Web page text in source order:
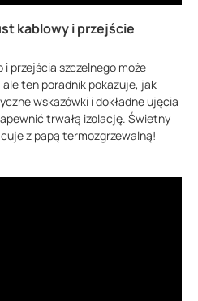
kablowy i przejście
przejścia szczelnego może
ten poradnik pokazuje, jak
wskazówki i dokładne ujęcia
trwałą izolację. Świetny
z papą termozgrzewalną!